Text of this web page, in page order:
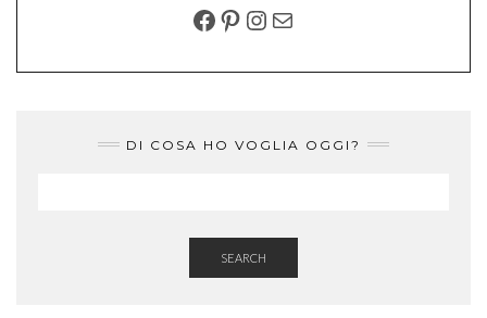
FACEBOOK
PINTEREST
INSTAGRAM
EMAIL
DI COSA HO VOGLIA OGGI?
SEARCH